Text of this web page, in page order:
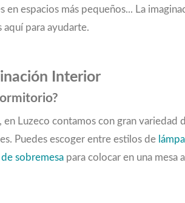
en espacios más pequeños... La
aquí para ayudarte.
Interior
Luzeco contamos con gran
Puedes escoger entre estilos de
de sobremesa para colocar en una mesa